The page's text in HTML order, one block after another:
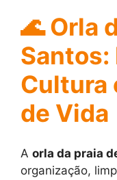
🌊Orla
Santos:
Cultura
de Vida
A orla da praia
organização,